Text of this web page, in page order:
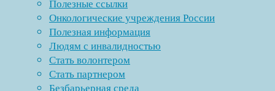
Полезные ссылки
Онкологические учреждения России
Полезная информация
Людям с инвалидностью
Стать волонтером
Стать партнером
Безбарьерная среда
Рубрики
Без рубрики